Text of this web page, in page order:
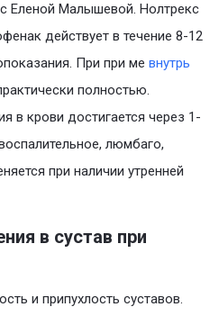
Еленой Малышевой. Нолтрекс
действует в течение 8-12
При при ме внутрь
полностью.
в крови достигается через 1-
люмбаго,
при наличии утренней
в сустав при
и припухлость суставов.